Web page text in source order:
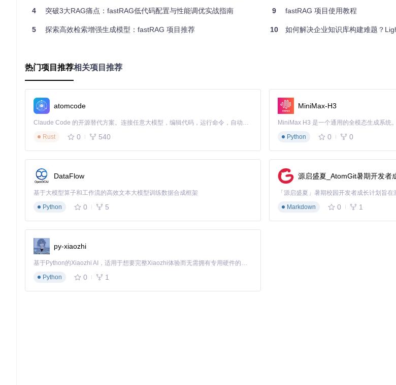
基础功能验证
场景化应用指南：从文本问答到多模态交互
使用config/qa_with_fid.yaml
配置，可快速搭建专业文档问答系统。该配置集成了FiD生成器，支持多文档信息融
档查询等场景。
多模态检索实战方案
通过config/visual_chat.yaml
配置，fastRAG能处理图像与文本混合输入。系统支持图片上传、图像描述生成及跨
创作等场景。
BM25检索器
向量检索器
混合检索器
高精度要求场景
性能调优实践：让RAG系统跑得更快、更稳
4 突破3大RAG痛点：fastRAG低代码配置与性能调优实战指南
5 探索高效检索增强生成模型：fastRAG 项目推荐
9 fastRAG 项目使用教程
10 如何解决企业知识库构建难题？
热门项目推荐相关项目推荐
atomcode
Claude Code 的开源替代方案。连接任意大模型，编辑代码，运行命令，自动验证 — 全自动执行。用 Rust 构建，极致性能。 ｜ An open-source alternative to Claude Code. Connect any LLM, edit code, run commands, and verify changes — autonomously. Built in Rust for speed. Get Started
Rust
0 540
MiniMax-H3
Python
0 0
DataFlow
基于大模型算子和工作流的高效文本大模型训练数据合成框架
Python
0 5
源启盛夏_AtomGit暑期开发者
Markdown
0 1
py-xiaozhi
基于Python的Xiaozhi AI，适用于想要完整Xiaozhi体验而无需拥有专用硬件的用户。
Python
0 1